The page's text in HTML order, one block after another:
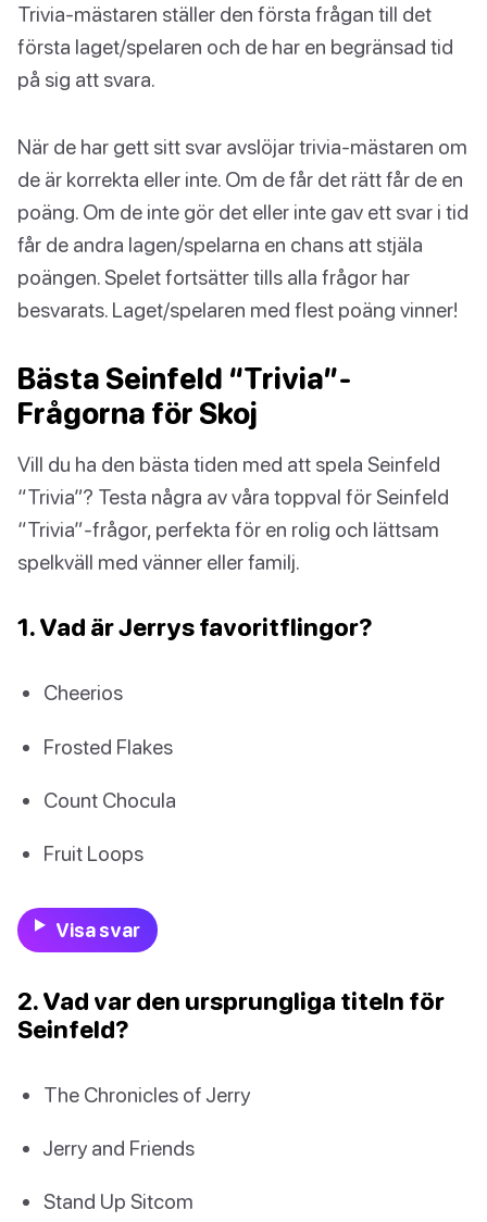
Trivia-mästaren ställer den första frågan till det
första laget/spelaren och de har en begränsad tid
på sig att svara.
När de har gett sitt svar avslöjar trivia-mästaren om
de är korrekta eller inte. Om de får det rätt får de en
poäng. Om de inte gör det eller inte gav ett svar i tid
får de andra lagen/spelarna en chans att stjäla
poängen. Spelet fortsätter tills alla frågor har
besvarats. Laget/spelaren med flest poäng vinner!
Bästa Seinfeld “Trivia”-
Frågorna för Skoj
Vill du ha den bästa tiden med att spela Seinfeld
“Trivia”? Testa några av våra toppval för Seinfeld
“Trivia”-frågor, perfekta för en rolig och lättsam
spelkväll med vänner eller familj.
1. Vad är Jerrys favoritflingor?
Cheerios
Frosted Flakes
Count Chocula
Fruit Loops
Visa svar
2. Vad var den ursprungliga titeln för
Seinfeld?
The Chronicles of Jerry
Jerry and Friends
Stand Up Sitcom